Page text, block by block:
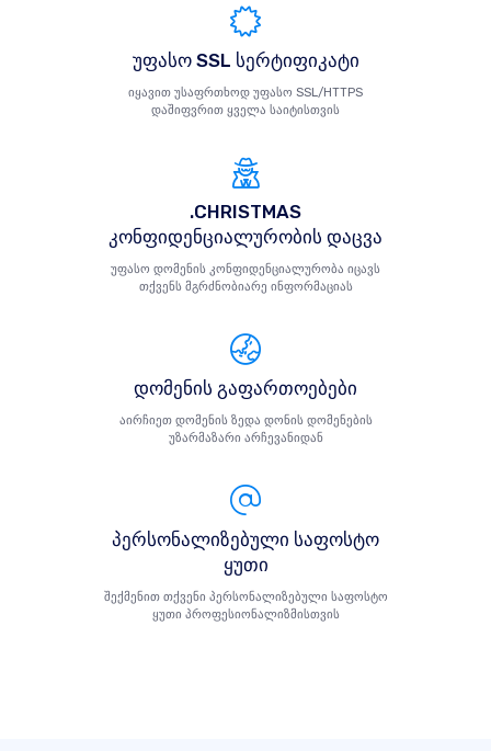
უფასო SSL სერტიფიკატი
იყავით უსაფრთხოდ უფასო SSL/HTTPS
დაშიფვრით ყველა საიტისთვის
.CHRISTMAS
კონფიდენციალურობის დაცვა
უფასო დომენის კონფიდენციალურობა იცავს
თქვენს მგრძნობიარე ინფორმაციას
დომენის გაფართოებები
აირჩიეთ დომენის ზედა დონის დომენების
უზარმაზარი არჩევანიდან
პერსონალიზებული საფოსტო
ყუთი
შექმენით თქვენი პერსონალიზებული საფოსტო
ყუთი პროფესიონალიზმისთვის